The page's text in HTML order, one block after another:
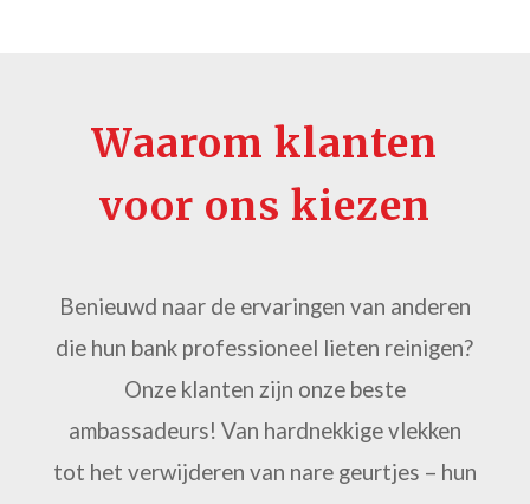
Waarom klanten
voor ons kiezen
Benieuwd naar de ervaringen van anderen
die hun bank professioneel lieten reinigen?
Onze klanten zijn onze beste
ambassadeurs! Van hardnekkige vlekken
tot het verwijderen van nare geurtjes – hun